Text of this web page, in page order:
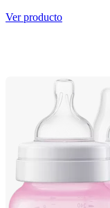
Ver producto